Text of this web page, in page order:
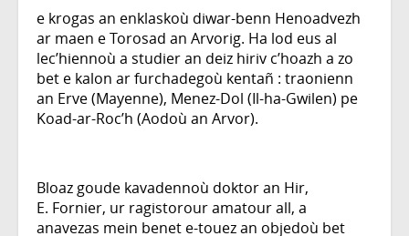
e krogas an enklaskoù diwar-benn Henoadvezh
ar maen e Torosad an Arvorig. Ha lod eus al
lec’hiennoù a studier an deiz hiriv c’hoazh a zo
bet e kalon ar furchadegoù kentañ : traonienn
an Erve (Mayenne), Menez-Dol (Il-ha-Gwilen) pe
Koad-ar-Roc’h (Aodoù an Arvor).
Bloaz goude kavadennoù doktor an Hir,
E. Fornier, ur ragistorour amatour all, a
anavezas mein benet e-touez an objedoù bet